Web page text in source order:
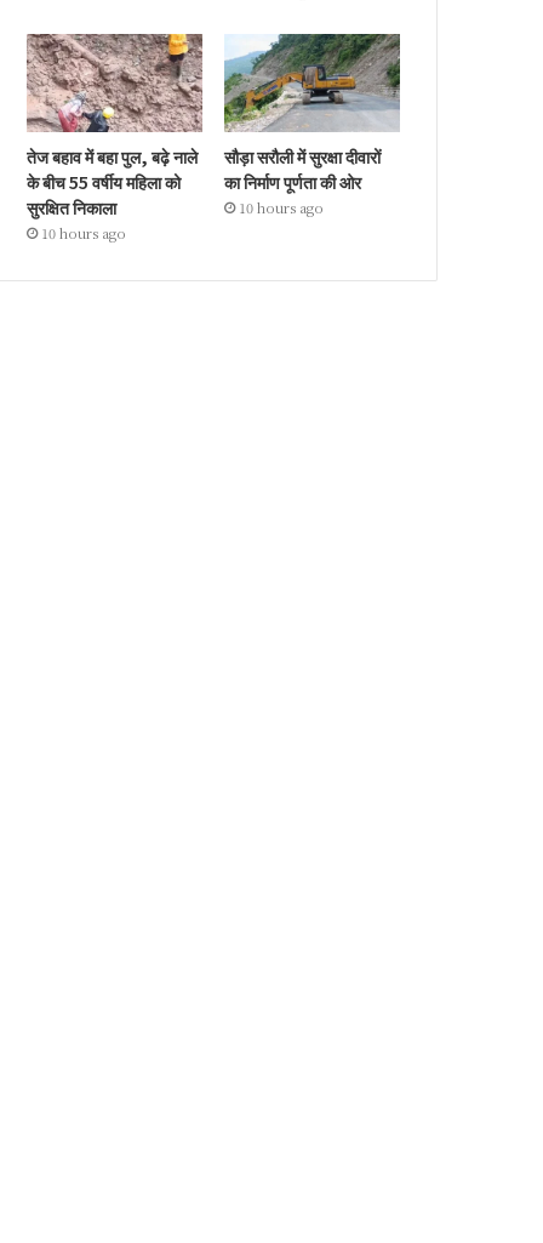
तेज बहाव में बहा पुल, बढ़े नाले
के बीच 55 वर्षीय महिला को
सुरक्षित निकाला
10 hours ago
सौड़ा सरौली में सुरक्षा दीवारों
का निर्माण पूर्णता की ओर
10 hours ago